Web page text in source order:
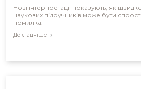
Нові інтерпретації показують, як
наукових підручників може бути
помилка.
Докладніше